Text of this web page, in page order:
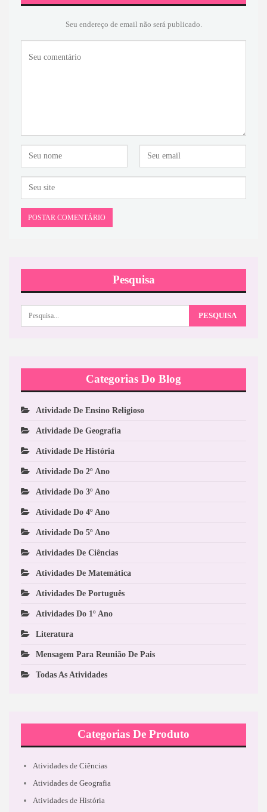
Seu endereço de email não será publicado.
Pesquisa
Categorias Do Blog
Atividade De Ensino Religioso
Atividade De Geografia
Atividade De História
Atividade Do 2º Ano
Atividade Do 3º Ano
Atividade Do 4º Ano
Atividade Do 5º Ano
Atividades De Ciências
Atividades De Matemática
Atividades De Português
Atividades Do 1º Ano
Literatura
Mensagem Para Reunião De Pais
Todas As Atividades
Categorias De Produto
Atividades de Ciências
Atividades de Geografia
Atividades de História